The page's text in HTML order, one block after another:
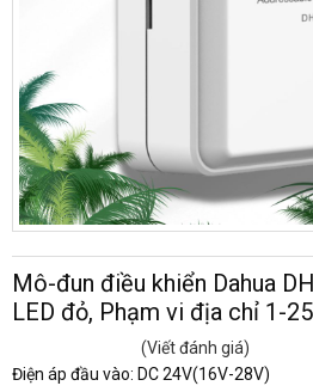
Mô-đun điều khiển Dahua
LED đỏ, Phạm vi địa chỉ 1-
(Viết đánh giá)
Điện áp đầu vào: DC 24V(16V-28V)